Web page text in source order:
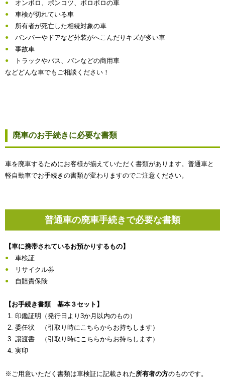
オンボロ、ポンコツ、ボロボロの車
車検が切れている車
所有者が死亡した相続対象の車
バンパーやドアなど外装がへこんだりキズが多い車
事故車
トラックやバス、バンなどの商用車
などどんな車でもご相談ください！
廃車のお手続きに必要な書類
車を廃車するためにお客様が揃えていただく書類があります。普通車と
軽自動車でお手続きの書類が変わりますのでご注意ください。
普通車の廃車手続きで必要な書類
【車に携帯されているお預かりするもの】
車検証
リサイクル券
自賠責保険
【お手続き書類 基本３セット】
印鑑証明（発行日より3か月以内のもの）
委任状 （引取り時にこちらからお持ちします）
譲渡書 （引取り時にこちらからお持ちします）
実印
※ご用意いただく書類は車検証に記載された所有者の方のものです。